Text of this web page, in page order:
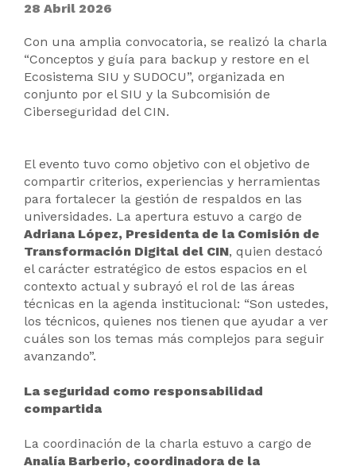
28 Abril 2026
Con una amplia convocatoria, se realizó la charla
“Conceptos y guía para backup y restore en el
Ecosistema SIU y SUDOCU”, organizada en
conjunto por el SIU y la Subcomisión de
Ciberseguridad del CIN.
El evento tuvo como objetivo con el objetivo de
compartir criterios, experiencias y herramientas
para fortalecer la gestión de respaldos en las
universidades. La apertura estuvo a cargo de
Adriana López, Presidenta de la Comisión de
Transformación Digital del CIN, quien destacó
el carácter estratégico de estos espacios en el
contexto actual y subrayó el rol de las áreas
técnicas en la agenda institucional: “Son ustedes,
los técnicos, quienes nos tienen que ayudar a ver
cuáles son los temas más complejos para seguir
avanzando”.
La seguridad como responsabilidad
compartida
La coordinación de la charla estuvo a cargo de
Analía Barberio, coordinadora de la